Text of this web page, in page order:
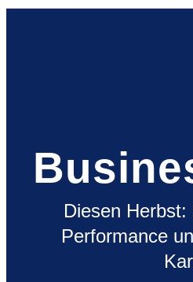
Diesen
Performance